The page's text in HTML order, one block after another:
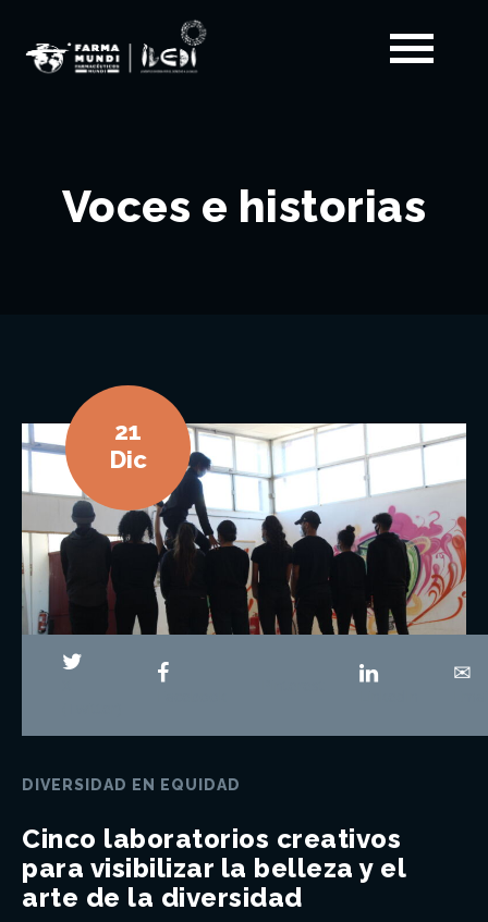
Voces e historias
21
Dic
DIVERSIDAD EN EQUIDAD
Cinco laboratorios creativos
para visibilizar la belleza y el
arte de la diversidad